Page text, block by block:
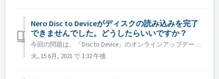
Nero Disc to Deviceがディスクの読み込みを完了
できませんでした。どうしたらいいですか？
今回の問題は、「Disc to Device」のオンラインアップデートが原因である可能性があります。 お手数ですが、以下の手順でDisc to Deviceの再インストールをお試しください。 こちら からZIPファイルをPCにダウンロードしてください。 解凍してください。 uninstall.ba...
火, 15 6月, 2021 で 1:32 午後